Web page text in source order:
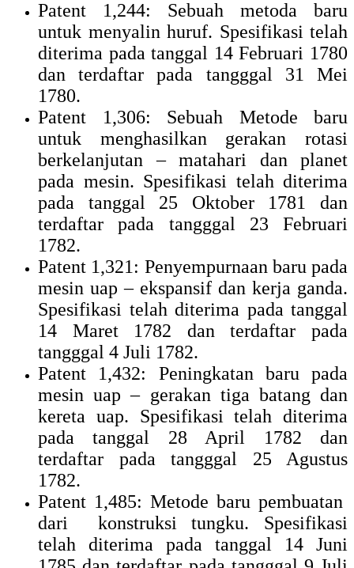
Patent 1,244: Sebuah metoda baru
untuk menyalin huruf. Spesifikasi telah
diterima pada tanggal 14 Februari 1780
dan terdaftar pada tangggal 31 Mei
1780.
Patent 1,306: Sebuah Metode baru
untuk menghasilkan gerakan rotasi
berkelanjutan – matahari dan planet
pada mesin. Spesifikasi telah diterima
pada tanggal 25 Oktober 1781 dan
terdaftar pada tangggal 23 Februari
1782.
Patent 1,321: Penyempurnaan baru pada
mesin uap – ekspansif dan kerja ganda.
Spesifikasi telah diterima pada tanggal
14 Maret 1782 dan terdaftar pada
tangggal 4 Juli 1782.
Patent 1,432: Peningkatan baru pada
mesin uap – gerakan tiga batang dan
kereta uap. Spesifikasi telah diterima
pada tanggal 28 April 1782 dan
terdaftar pada tangggal 25 Agustus
1782.
Patent 1,485: Metode baru pembuatan
dari konstruksi tungku. Spesifikasi
telah diterima pada tanggal 14 Juni